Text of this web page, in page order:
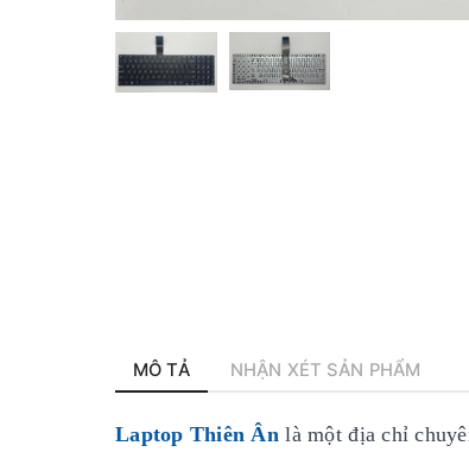
MÔ TẢ NHẬN XÉT SẢN PHẨM
Laptop Thiên Ân là một địa chỉ